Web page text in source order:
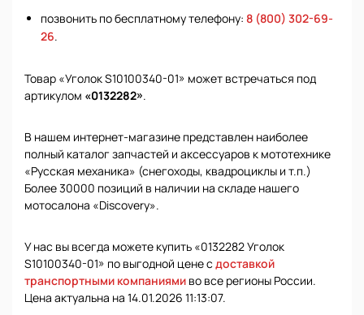
позвонить по бесплатному телефону: 8 (800) 302-69-
26.
Товар «Уголок S10100340-01» может встречаться под
артикулом «0132282».
В нашем интернет-магазине представлен наиболее
полный каталог запчастей и аксессуаров к мототехнике
«Русская механика» (снегоходы, квадроциклы и т.п.)
Более 30000 позиций в наличии на складе нашего
мотосалона «Discovery».
У нас вы всегда можете купить «0132282 Уголок
S10100340-01» по выгодной цене с доставкой
транспортными компаниями во все регионы России.
Цена актуальна на 14.01.2026 11:13:07.